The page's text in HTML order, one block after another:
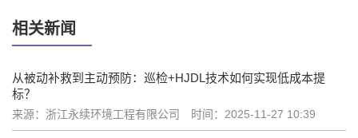
相关新闻
从被动补救到主动预防：巡检+HJDL技术如何实现低成本提
标？
来源：浙江永续环境工程有限公司 时间：2025-11-27 10:39